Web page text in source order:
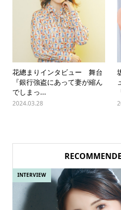
花總まりインタビュー 舞台
『銀行強盗にあって妻が縮ん
でしまっ...
2024.03.28
INTERVIEW